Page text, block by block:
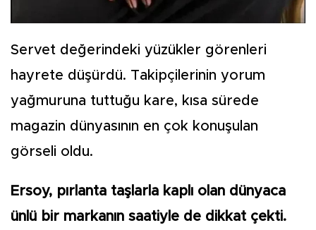
Servet değerindeki yüzükler görenleri
hayrete düşürdü. Takipçilerinin yorum
yağmuruna tuttuğu kare, kısa sürede
magazin dünyasının en çok konuşulan
görseli oldu.
Ersoy, pırlanta taşlarla kaplı olan dünyaca
ünlü bir markanın saatiyle de dikkat çekti.